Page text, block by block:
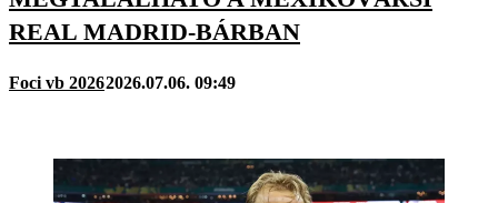
REAL MADRID-BÁRBAN
Foci vb 20262026.07.06. 09:49